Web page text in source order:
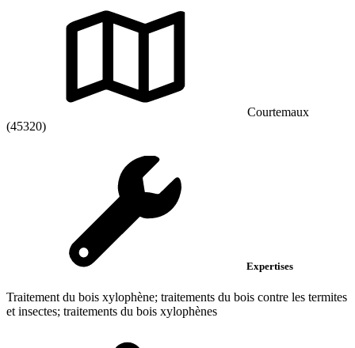
Courtemaux
(45320)
Expertises
Traitement du bois xylophène; traitements du bois contre les termites
et insectes; traitements du bois xylophènes